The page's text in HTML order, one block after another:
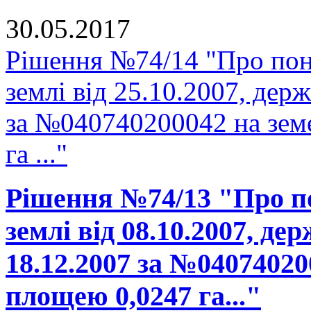
30.05.2017
Рішення №74/14 "Про
землі від 25.10.2007,
за №040740200042 на
га ..."
Рішення №74/13 "Про
землі від 08.10.2007,
18.12.2007 за
площею 0,0247 га..."